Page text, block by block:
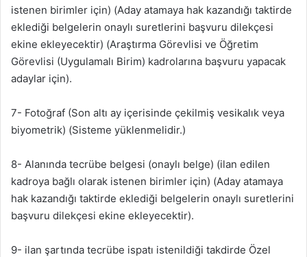
istenen birimler için) (Aday atamaya hak kazandığı taktirde
eklediği belgelerin onaylı suretlerini başvuru dilekçesi
ekine ekleyecektir) (Araştırma Görevlisi ve Öğretim
Görevlisi (Uygulamalı Birim) kadrolarına başvuru yapacak
adaylar için).
7- Fotoğraf (Son altı ay içerisinde çekilmiş vesikalık veya
biyometrik) (Sisteme yüklenmelidir.)
8- Alanında tecrübe belgesi (onaylı belge) (ilan edilen
kadroya bağlı olarak istenen birimler için) (Aday atamaya
hak kazandığı taktirde eklediği belgelerin onaylı suretlerini
başvuru dilekçesi ekine ekleyecektir).
9- ilan şartında tecrübe ispatı istenildiği takdirde Özel